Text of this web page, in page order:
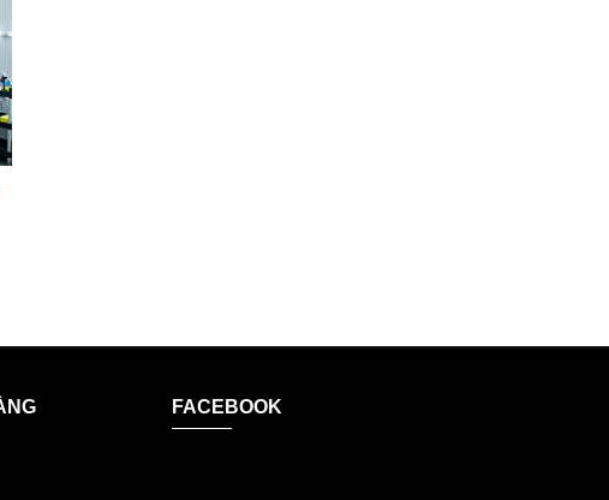
FACEBOOK